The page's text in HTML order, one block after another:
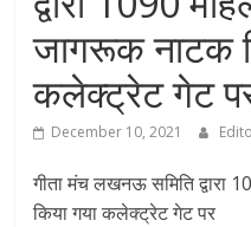
जागरूक नाटक
कलेक्ट्रेट गेट
December 10, 2021
गीता मंच लखनऊ समिति
किया गया कलेक्ट्रेट गेट पर